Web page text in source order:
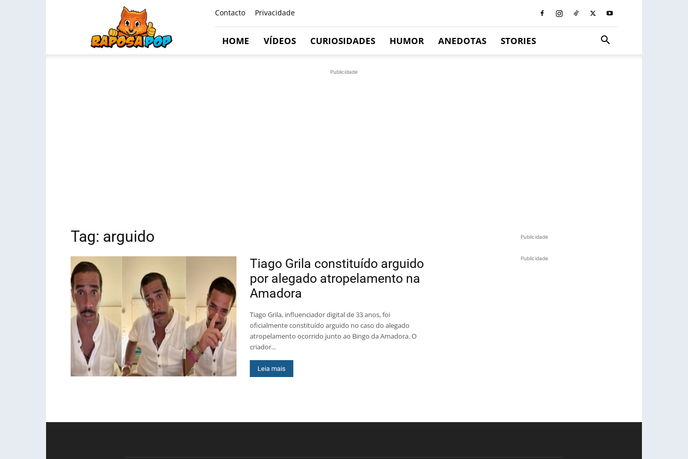
Contacto Privacidade
HOME VÍDEOS CURIOSIDADES HUMOR ANEDOTAS STORIES
Publicidade
Tag: arguido
Tiago Grila constituído arguido
por alegado atropelamento na
Amadora
Tiago Grila, influenciador digital de 33 anos, foi
oficialmente constituído arguido no caso do alegado
atropelamento ocorrido junto ao Bingo da Amadora. O
criador...
Leia mais
Publicidade
Publicidade